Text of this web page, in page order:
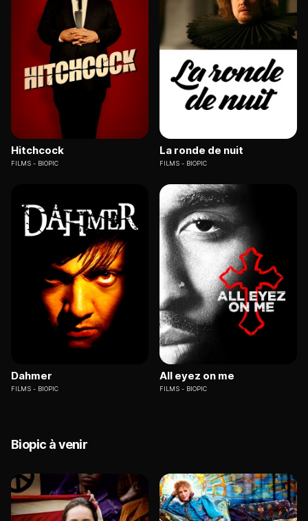
Hitchcock
FILMS BIOPIC
La ronde de nuit
FILMS BIOPIC
Dahmer
FILMS BIOPIC
All eyez on me
FILMS BIOPIC
Biopic à venir